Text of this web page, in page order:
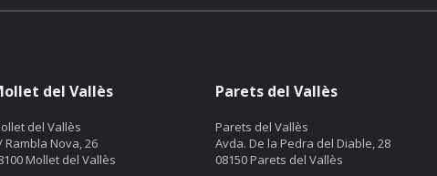
del Vallès
del Vallès
Rambla Nova, 26
Mollet del Vallès
Parets del Vallès
Parets del Vallès
Avda. De la Pedra del Diable, 28
08150 Parets del Vallès